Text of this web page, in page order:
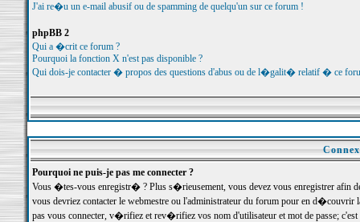
J'ai re�u un e-mail abusif ou de spamming de quelqu'un sur ce forum !
phpBB 2
Qui a �crit ce forum ?
Pourquoi la fonction X n'est pas disponible ?
Qui dois-je contacter � propos des questions d'abus ou de l�galit� relatif � ce
Pourquoi ne puis-je pas me connecter ?
Vous �tes-vous enregistr� ? Plus s�rieusement, vous devez vous enregistrer
vous devriez contacter le webmestre ou l'administrateur du forum pour en
pas vous connecter, v�rifiez et rev�rifiez vos nom d'utilisateur et mot de passe;